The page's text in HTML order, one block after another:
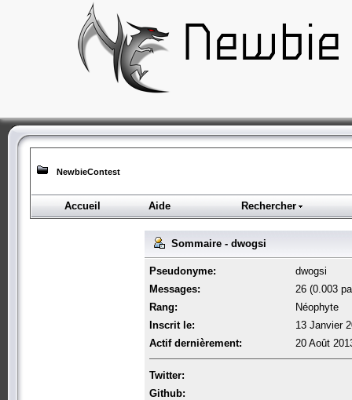
NewbieContest
Accueil Aide Rechercher
Sommaire - dwogsi
Pseudonyme:
dwogsi
Messages:
26 (0.003
Rang:
Néophyte
Inscrit le:
13 Janvier
Actif dernièrement:
20 Août
Twitter:
Github: